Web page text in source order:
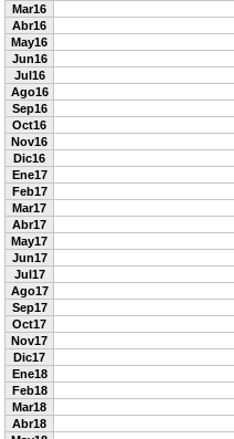
Mar16
Abr16
May16
Jun16
Jul16
Ago16
Sep16
Oct16
Nov16
Dic16
Ene17
Feb17
Mar17
Abr17
May17
Jun17
Jul17
Ago17
Sep17
Oct17
Nov17
Dic17
Ene18
Feb18
Mar18
Abr18